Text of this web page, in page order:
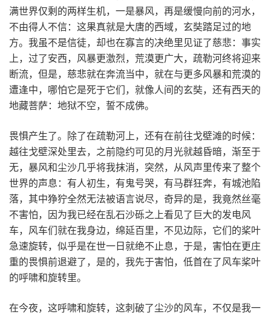
满世界仅剩的两样生机，一是暴风，再是缓慢向前的河水，
不由得人不信：这果真就是大唐的西域，玄奘踏足过的地
方。我虽不是信徒，却也在寡言的决绝里见证了慈悲：事实
上，过了安西，风暴更激烈，荒漠更广大，疏勒河终将迎来
断流，但是，慈悲就在奔流当中，就在与更多风暴和荒漠的
遭逢中，哪怕它是死于它们，就像人间的玄奘，还有西天的
地藏菩萨：地狱不空，誓不成佛。
畏惧产生了。除了在疏勒河上，还有在前往戈壁滩的时候：
越往戈壁深处里去，之前隐约可见的月光就越昏暗，渐至于
无，暴风和尘沙几乎将我抹消，突然，从风声里传来了整个
世界的声息：有人初生，有鬼号哭，有马群狂奔，有城池陷
落，其中狰狞全然无法被语言说尽，奇异的是，我竟然丝毫
不害怕，因为我已经在乱石沙砾之上看见了巨大的发电风
车，风车们就在我身边，绵延百里，不见边际，它们的桨叶
急速旋转，似乎是在世一日就绝不止息，于是，害怕在更庄
重的畏惧前退避了，是的，我先于害怕，低首在了风车桨叶
的呼啸和旋转里。
在今夜，这呼啸和旋转，这刺破了尘沙的风车，不仅是我一